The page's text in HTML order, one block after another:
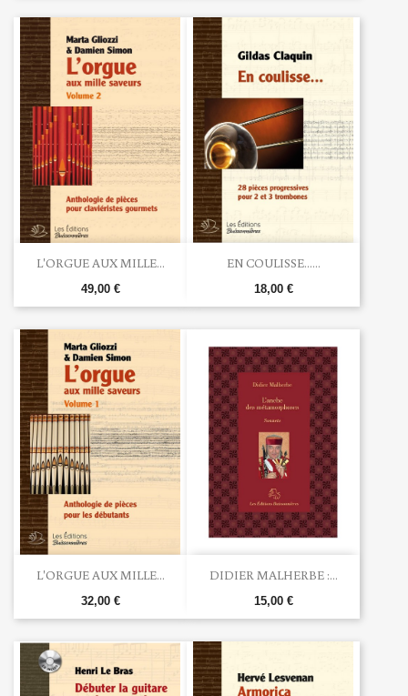
L'ORGUE AUX MILLE...
49,00 €
EN COULISSE......
18,00 €
L'ORGUE AUX MILLE...
32,00 €
DIDIER MALHERBE :...
15,00 €